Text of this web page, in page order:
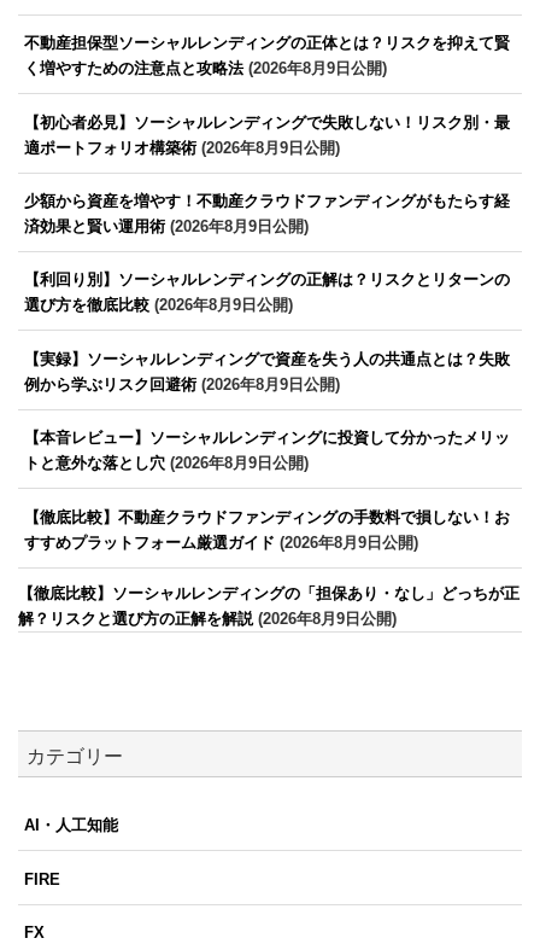
不動産担保型ソーシャルレンディングの正体とは？リスクを抑えて賢
く増やすための注意点と攻略法(2026年8月9日公開)
【初心者必見】ソーシャルレンディングで失敗しない！リスク別・最
適ポートフォリオ構築術 (2026年8月9日公開)
少額から資産を増やす！不動産クラウドファンディングがもたらす経
済効果と賢い運用術 (2026年8月9日公開)
【利回り別】ソーシャルレンディングの正解は？リスクとリターンの
選び方を徹底比較 (2026年8月9日公開)
【実録】ソーシャルレンディングで資産を失う人の共通点とは？失敗
例から学ぶリスク回避術 (2026年8月9日公開)
【本音レビュー】ソーシャルレンディングに投資して分かったメリッ
トと意外な落とし穴 (2026年8月9日公開)
【徹底比較】不動産クラウドファンディングの手数料で損しない！お
すすめプラットフォーム厳選ガイド (2026年8月9日公開)
【徹底比較】ソーシャルレンディングの「担保あり・なし」どっちが正
解？リスクと選び方の正解を解説 (2026年8月9日公開)
カテゴリー
AI・人工知能
FIRE
FX